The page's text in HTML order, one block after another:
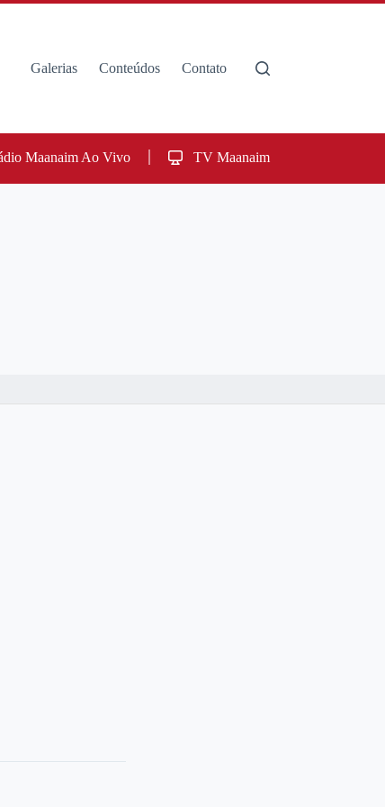
Galerias Conteúdos Contato
Maanaim Ao Vivo TV Maanaim